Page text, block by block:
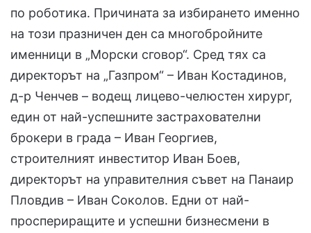
по роботика. Причината за избирането именно
на този празничен ден са многобройните
именници в „Морски сговор“. Сред тях са
директорът на „Газпром“ – Иван Костадинов,
д-р Ченчев – водещ лицево-челюстен хирург,
един от най-успешните застрахователни
брокери в града – Иван Георгиев,
строителният инвеститор Иван Боев,
директорът на управителния съвет на Панаир
Пловдив – Иван Соколов. Едни от най-
проспериращите и успешни бизнесмени в